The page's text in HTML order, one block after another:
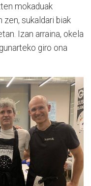
mokaduak
zen, sukaldari biak
Izan arraina, okela
giro ona